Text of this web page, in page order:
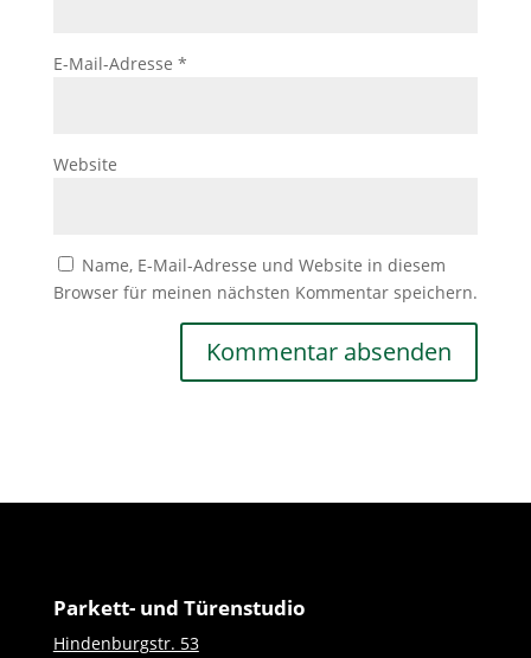
E-Mail-Adresse *
Website
Name, E-Mail-Adresse und Website in diesem
Browser für meinen nächsten Kommentar speichern.
Parkett- und Türenstudio
Hindenburgstr. 53